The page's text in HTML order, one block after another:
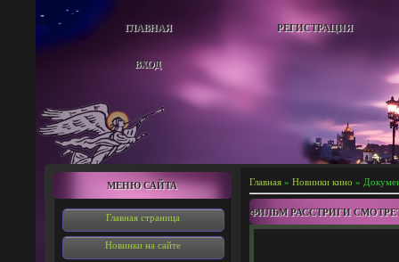
ГЛАВНАЯ РЕГИСТРАЦИЯ
ВХОД
МЕНЮ САЙТА
Главная страница
Новинки на сайте
Главная » Новинки кино »
ФИЛЬМ РАССТРИГИ